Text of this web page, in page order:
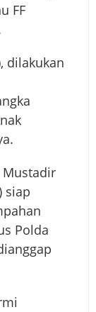
FF
dilakukan
Mustadir
siap
Polda